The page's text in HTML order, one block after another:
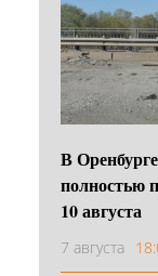
В
полностью
10 августа
7 августа